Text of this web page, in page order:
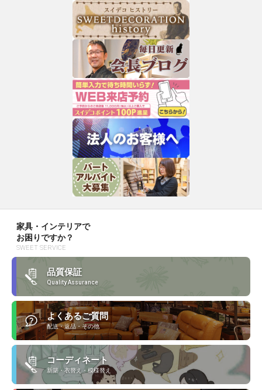
家具・インテリアで
お困りですか？
SWEET SERVICE
品質保証
Quality Assurance
よくあるご質問
配送・返品・その他
コーディネート
新築・衣替え・模様替え